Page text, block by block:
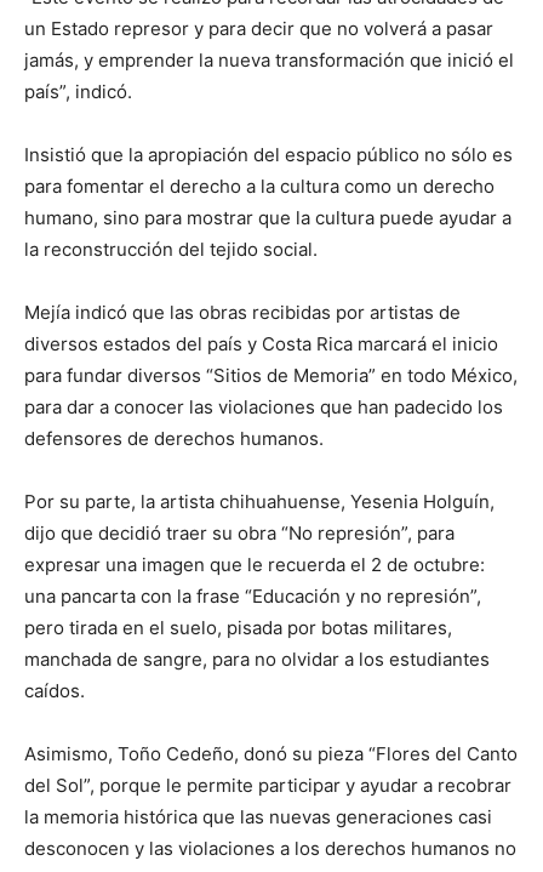
un Estado represor y para decir que no volverá a pasar
jamás, y emprender la nueva transformación que inició el
país”, indicó.
Insistió que la apropiación del espacio público no sólo es
para fomentar el derecho a la cultura como un derecho
humano, sino para mostrar que la cultura puede ayudar a
la reconstrucción del tejido social.
Mejía indicó que las obras recibidas por artistas de
diversos estados del país y Costa Rica marcará el inicio
para fundar diversos “Sitios de Memoria” en todo México,
para dar a conocer las violaciones que han padecido los
defensores de derechos humanos.
Por su parte, la artista chihuahuense, Yesenia Holguín,
dijo que decidió traer su obra “No represión”, para
expresar una imagen que le recuerda el 2 de octubre:
una pancarta con la frase “Educación y no represión”,
pero tirada en el suelo, pisada por botas militares,
manchada de sangre, para no olvidar a los estudiantes
caídos.
Asimismo, Toño Cedeño, donó su pieza “Flores del Canto
del Sol”, porque le permite participar y ayudar a recobrar
la memoria histórica que las nuevas generaciones casi
desconocen y las violaciones a los derechos humanos no